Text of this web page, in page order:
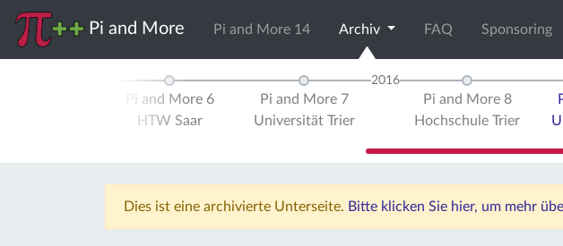
Pi and More Pi and More 14 Archiv FAQ Sponsoring
Pi and More 6
HTW Saar
Pi and More 7
Universität Trier
2016
Pi and More 8
Hochschule Trier
Dies ist eine archivierte Unterseite. Bitte klicken Sie hier, um mehr